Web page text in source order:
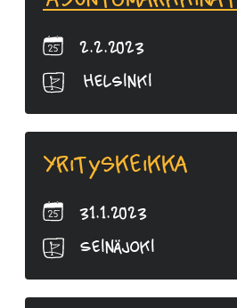
2.2.2023
Helsinki
Yrityskeikka
31.1.2023
Seinäjoki